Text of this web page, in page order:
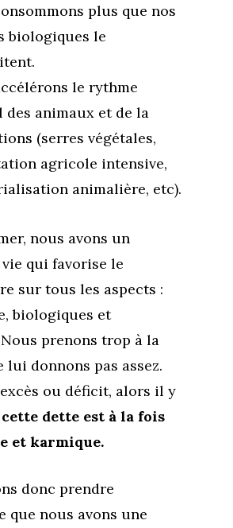
plus que nos
biologiques le
le rythme
des animaux et de la
(serres végétales,
agricole intensive,
animalière, etc).
nous avons un
qui favorise le
sur tous les aspects :
biologiques et
prenons trop à la
lui donnons pas assez.
excès ou déficit, alors il y
cette dette est à la fois
et karmique.
donc prendre
que nous avons une